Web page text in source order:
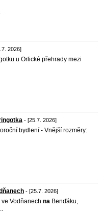
2026]
u Orlické přehrady mezi
- [25.7. 2026]
bydlení - Vnější rozměry:
- [25.7. 2026]
Vodňanech na Benďáku,